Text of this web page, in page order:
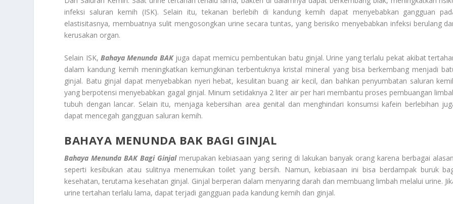
infeksi saluran kemih (ISK). Selain itu, tekanan berlebih di kandung kemih dapat menyebabkan gangguan
elastisitasnya, membuatnya sulit mengosongkan urine secara tuntas, yang berisiko menyebabkan infeksi berulang
kerusakan organ.
Selain ISK, Bahaya Menunda BAKjuga dapat memicu pembentukan batu ginjal. Urine yang terlalu pekat akibat
dalam kandung kemih meningkatkan kemungkinan terbentuknya kristal mineral yang bisa berkembang menjadi
ginjal. Batu ginjal dapat menyebabkan nyeri hebat, kesulitan buang air kecil, dan bahkan penyumbatan saluran
yang berpotensi menyebabkan gagal ginjal. Minum setidaknya 2 liter air per hari membantu proses pembuangan
tubuh dengan lancar. Selain itu, menjaga kebersihan area genital dan menghindari konsumsi kafein berlebihan
dapat mencegah gangguan saluran kemih.
BAHAYA MENUNDA BAK BAGI GINJAL
Bahaya Menunda BAK Bagi Ginjal merupakan kebiasaan yang sering di lakukan banyak orang karena berbagai
seperti kesibukan atau sulitnya menemukan toilet yang bersih. Namun, kebiasaan ini bisa berdampak buruk
kesehatan, terutama kesehatan ginjal. Ginjal berperan dalam menyaring darah dan membuang limbah melalui urine.
urine tertahan terlalu lama, dapat terjadi gangguan pada kandung kemih dan ginjal.